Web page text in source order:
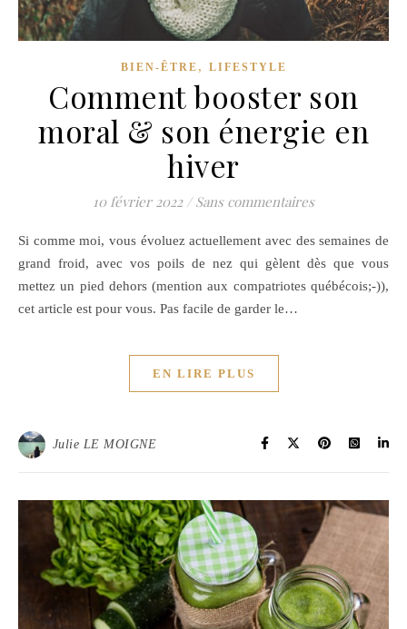
BIEN-ÊTRE , LIFESTYLE
Comment booster son
moral & son énergie en
hiver
10 février 2022 / Sans commentaires
Si comme moi, vous évoluez actuellement avec des semaines de
grand froid, avec vos poils de nez qui gèlent dès que vous
mettez un pied dehors (mention aux compatriotes québécois;-)),
cet article est pour vous. Pas facile de garder le…
EN LIRE PLUS
Julie LE MOIGNE